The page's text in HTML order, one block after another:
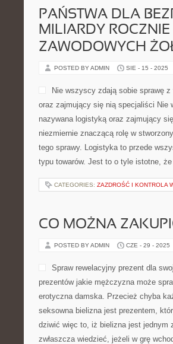
PAŃSTWA DLA
MILIARDY
ZAWODOWYCH
POSTED BY ADMIN SIE - 15 - 2025
Nie wszyscy zdają sobie sprawę
oraz zajmujący się nią specjaliści
nazywana logistyką oraz zajmujący
niezmiernie znaczącą rolę w
tego sprawy. Logistyka to przede
typu towarów. Jest to o tyle istotne,
CATEGORIES: ZAZDROŚĆ I KONTROLA
CO MOŻNA
POSTED BY ADMIN CZE - 29 - 2025
Spraw rewelacyjny prezent dla
prezentów jakie mężczyzna może
erotyczna damska. Przecież chyba
seksowna bielizna jest prezentem,
dziwić więc to, iż bielizna jest jednym
zwłaszcza wiedzieć, jeżeli w grę